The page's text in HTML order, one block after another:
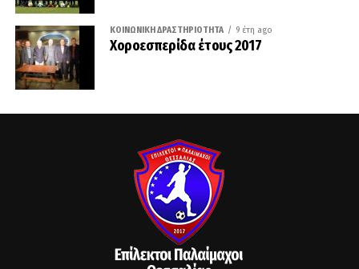
ΚΟΙΝΩΝΙΚΉ ΔΡΑΣΤΗΡΙΌΤΗΤΑ 9 έτη ago
Χοροεσπερίδα έτους 2017